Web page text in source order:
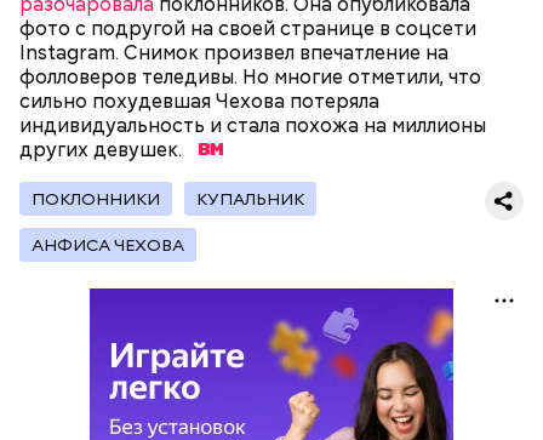
фото с подругой на своей странице в соцсети
Instagram. Снимок произвел впечатление на
фолловеров теледивы. Но многие отметили, что
сильно похудевшая Чехова потеряла
индивидуальность и стала похожа на миллионы
других девушек.
ПОКЛОННИКИ КУПАЛЬНИК
АНФИСА ЧЕХОВА